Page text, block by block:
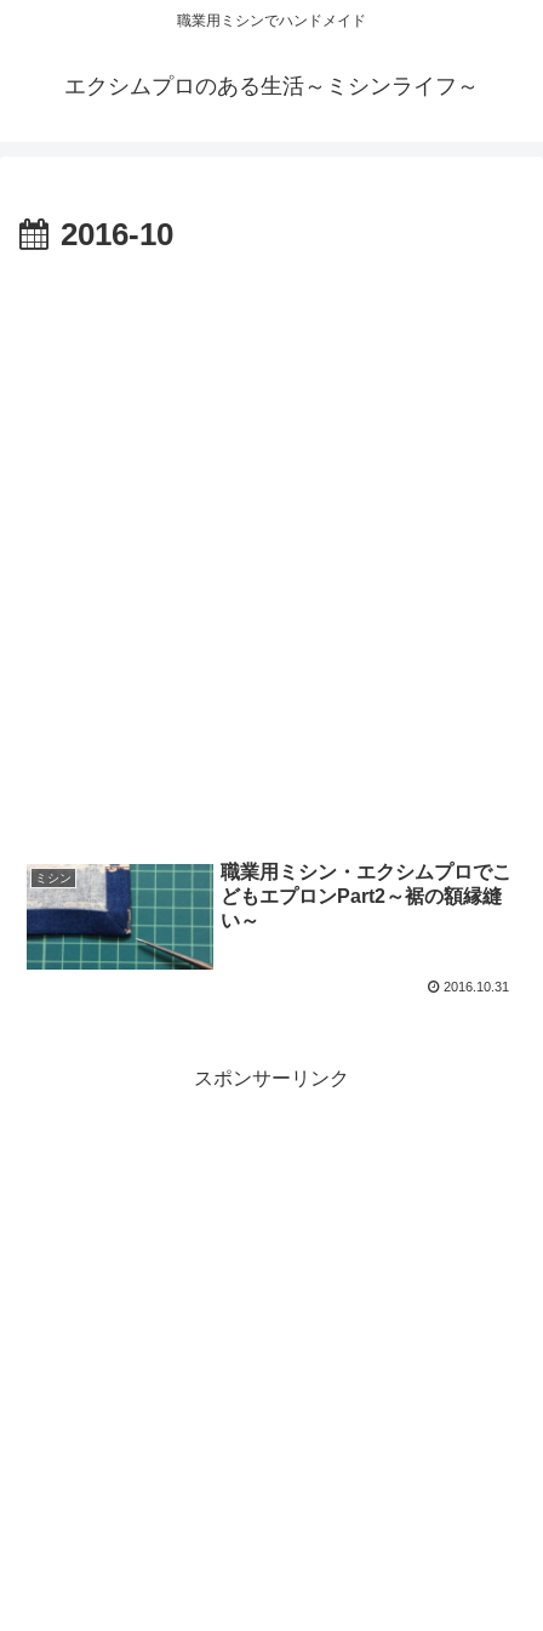
職業用ミシンでハンドメイド
エクシムプロのある生活～ミシンライフ～
2016-10
ミシン
職業用ミシン・エクシムプロでこ
どもエプロンPart2～裾の額縁縫
い～
2016.10.31
スポンサーリンク